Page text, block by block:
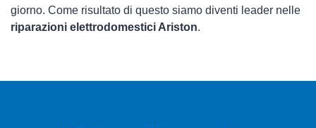
giorno. Come risultato di questo siamo diventi leader nelle
riparazioni elettrodomestici Ariston.